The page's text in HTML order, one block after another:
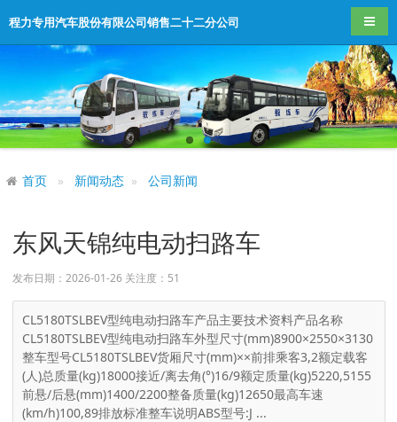
程力专用汽车股份有限公司销售二十二分公司 导航
首页 新闻动态 公司新闻
东风天锦纯电动扫路车
发布日期：2026-01-26 关注度： 51
CL5180TSLBEV型纯电动扫路车产品主要技术资料产品名称
CL5180TSLBEV型纯电动扫路车外型尺寸(mm)8900×2550×3130
整车型号CL5180TSLBEV货厢尺寸(mm)××前排乘客3,2额定载客
(人)总质量(kg)18000接近/离去角(°)16/9额定质量(kg)5220,5155
前悬/后悬(mm)1400/2200整备质量(kg)12650最高车速
(km/h)100,89排放标准整车说明ABS型号:J ...